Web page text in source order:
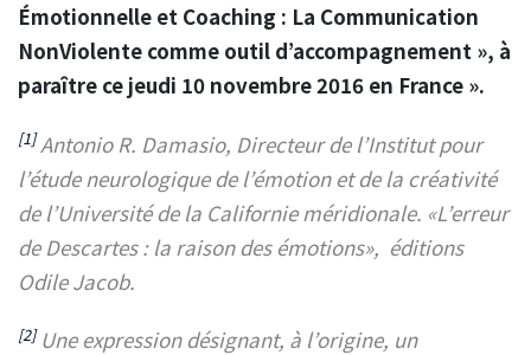
Émotionnelle et Coaching : La Communication
NonViolente comme outil d’accompagnement », à
paraître ce jeudi 10 novembre 2016 en France ».
[1]Antonio R. Damasio, Directeur de l’Institut pour
l’étude neurologique de l’émotion et de la créativité
de l’Université de la Californie méridionale. «L’erreur
de Descartes : la raison des émotions», éditions
Odile Jacob.
[2]Une expression désignant, à l’origine, un